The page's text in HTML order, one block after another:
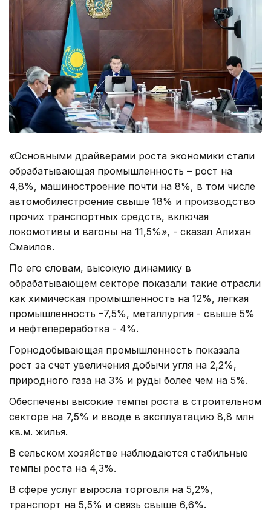
«Основными драйверами роста экономики стали
обрабатывающая промышленность – рост на
4,8%, машиностроение почти на 8%, в том числе
автомобилестроение свыше 18% и производство
прочих транспортных средств, включая
локомотивы и вагоны на 11,5%», - сказал Алихан
Смаилов.
По его словам, высокую динамику в
обрабатывающем секторе показали такие отрасли
как химическая промышленность на 12%, легкая
промышленность –7,5%, металлургия - свыше 5%
и нефтепереработка - 4%.
Горнодобывающая промышленность показала
рост за счет увеличения добычи угля на 2,2%,
природного газа на 3% и руды более чем на 5%.
Обеспечены высокие темпы роста в строительном
секторе на 7,5% и вводе в эксплуатацию 8,8 млн
кв.м. жилья.
В сельском хозяйстве наблюдаются стабильные
темпы роста на 4,3%.
В сфере услуг выросла торговля на 5,2%,
транспорт на 5,5% и связь свыше 6,6%.